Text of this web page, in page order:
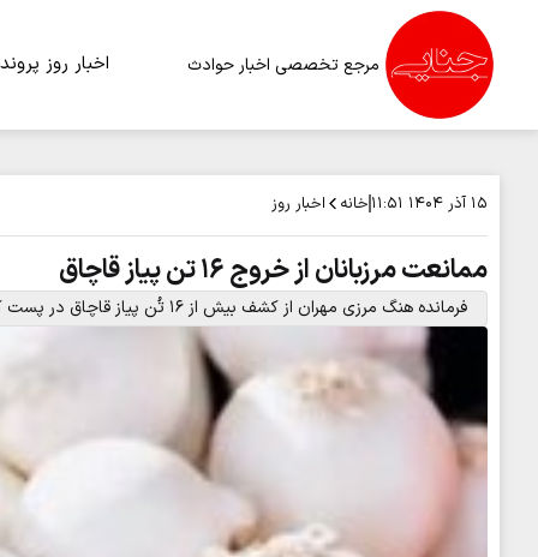
مرجع تخصصی اخبار حوادث اخبار روز
۱۵ آذر ۱۴۰۴ ۱۱:۵۱ خانه اخبار روز
ممانعت مرزبانان از خروج ۱۶ تن پیاز قاچاق
فرمانده هنگ مرزی مهران از کشف بیش از ۱۶ تُن پیاز قاچاق در پست کنترل پایانه مرزی مهران خبر داد.